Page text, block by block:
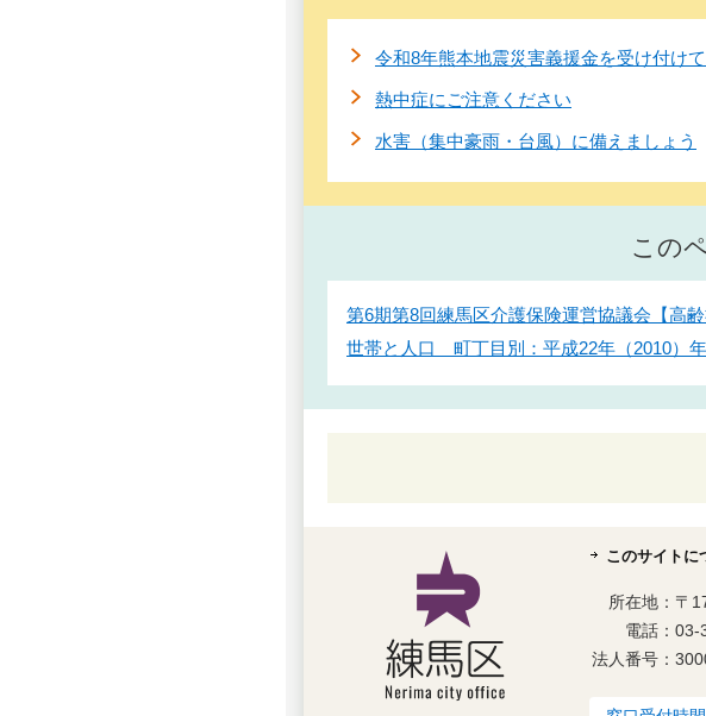
令和8年熊本地震災害義援金を受け付け
熱中症にご注意ください
水害（集中豪雨・台風）に備えましょう
この
第6期第8回練馬区介護保険運営協議会【高
世帯と人口 町丁目別：平成22年（2010）
このサイトに
所在地： 〒
電話： 03-
法人番号：